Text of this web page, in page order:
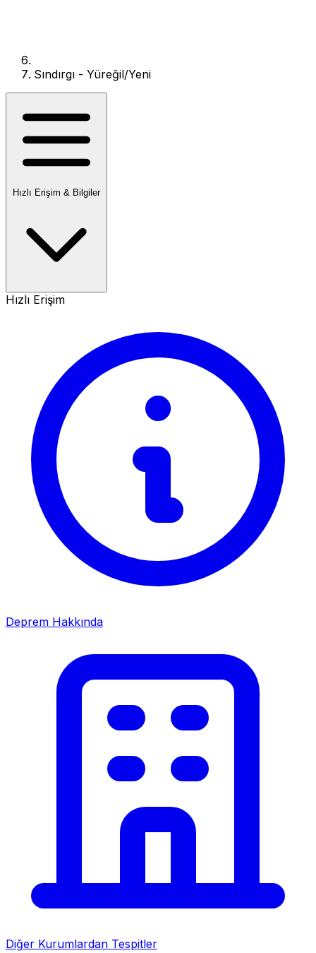
Sındırgı - Yüreğil/Yeni
Hızlı Erişim & Bilgiler
Hızlı Erişim
Deprem Hakkında
Diğer Kurumlardan Tespitler